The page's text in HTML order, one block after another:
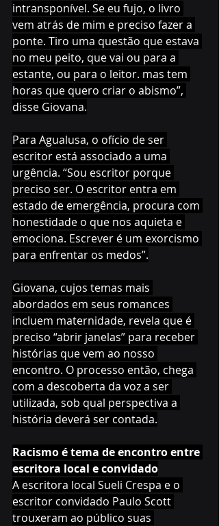
intransponível. Se eu fujo, o livro
vem atrás de mim e preciso fazer a
ponte. Tiro uma questão que estava
no meu peito, que vai ou para a
estante, ou para o leitor. mas tem
horas que quero criar o abismo”,
disse Giovana.
Para Agualusa, o ofício de ser
escritor está associado a uma
urgência. “Sou escritor porque
preciso ser. O escritor entra em
estado de emergência, procura com
honestidade o que nos aquieta e
emociona. Escrever é um exorcismo
para enfrentar os medos”.
Giovana, cujos temas mais
abordados em seus romances
incluem maternidade, revela que é
preciso “abrir janelas” para receber
histórias que vem ao nosso
encontro. O processo então, chega
com a descoberta da voz a ser
utilizada, sob qual perspectiva a
história deverá ser contada.
Racismo é tema de encontro entre
escritora local e convidado
A escritora local Sueli Crespa e o
escritor convidado Paulo Scott
trouxeram ao público suas